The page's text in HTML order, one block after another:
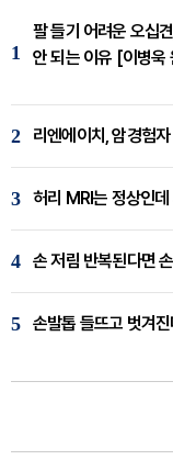
1
팔 들기 어려운 오십
안 되는 이유 [이병욱
2 리엔에이치, 암경험
3 허리 MRI는 정상인
4
5 손발톱 들뜨고 벗겨